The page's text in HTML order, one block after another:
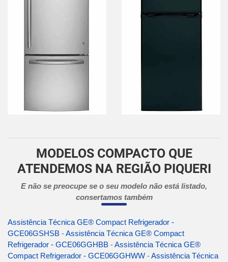
MODELOS COMPACTO QUE
ATENDEMOS NA REGIÃO PIQUERI
E não se preocupe se o seu modelo não está listado,
consertamos também
Assistência Técnica GE® Compact Refrigerador -
GCE06GSHSB -Assistência Técnica GE® Compact
Refrigerador - GCE06GGHBB -Assistência Técnica GE®
Compact Refrigerador - GCE06GGHWW -Assistência Técnica